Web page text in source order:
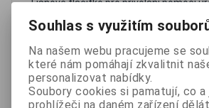
Tísňové tlačítko pro přivolání pomoci
přivolání pomoci SCP. Při stisku vyšle
zavolání pomoci.
330 Kč
297 Kč
bez DPH 245,50 Kč
Souhlas s využitím
Na našem webu pracujeme se
které nám pomáhají zkvalitnit
personalizovat nabídky.
Soubory cookies si pamatují, co a
prohlížeči na daném zařízení